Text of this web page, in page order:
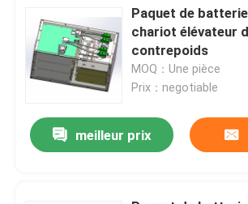
Paquet de
chariot élévateur
contrepoids
MOQ：Une pièce
Prix：negotiable
meilleur prix